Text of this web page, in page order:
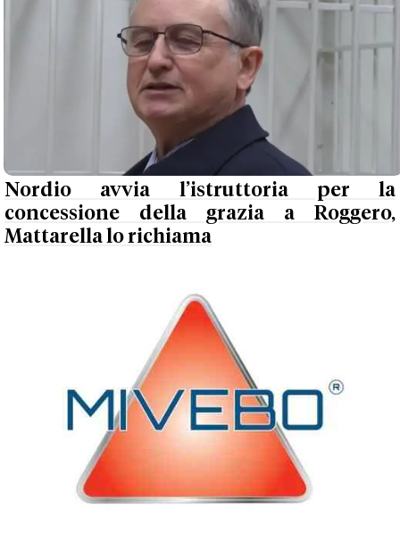
Nordio avvia l’istruttoria per la
concessione della grazia a Roggero,
Mattarella lo richiama